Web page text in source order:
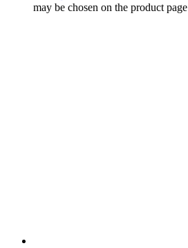
may be chosen on the product page